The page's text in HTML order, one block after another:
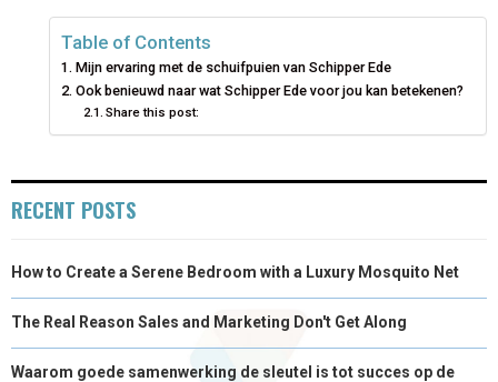
E
O
N
T
T
E
O
N
O
O
O
R O
D
Table of Contents
Mijn ervaring met de schuifpuien van Schipper Ede
Ook benieuwd naar wat Schipper Ede voor jou kan betekenen?
Share this post:
RECENT POSTS
How to Create a Serene Bedroom with a Luxury Mosquito Net
The Real Reason Sales and Marketing Don't Get Along
Waarom goede samenwerking de sleutel is tot succes op de